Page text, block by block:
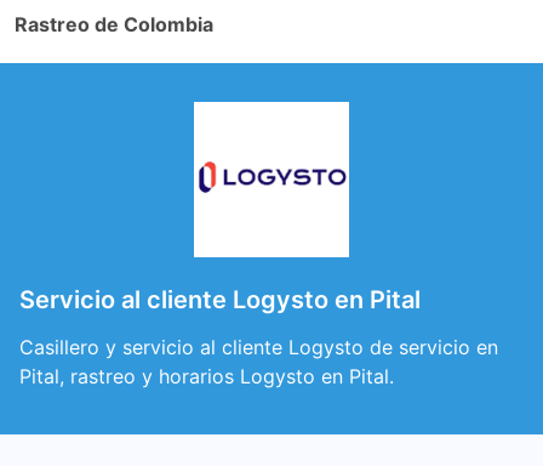
Rastreo de Colombia
Servicio al cliente Logysto en Pital
Casillero y servicio al cliente Logysto de servicio en
Pital, rastreo y horarios Logysto en Pital.